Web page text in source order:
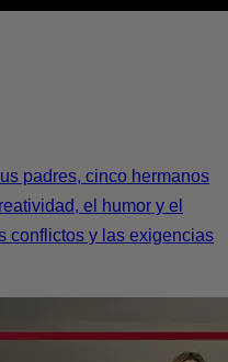
padres, cinco hermanos
el humor y el
conflictos y las exigencias